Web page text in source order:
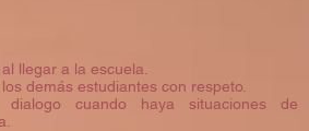
llegar a la escuela.
demás estudiantes con respeto.
dialogo cuando haya situaciones de